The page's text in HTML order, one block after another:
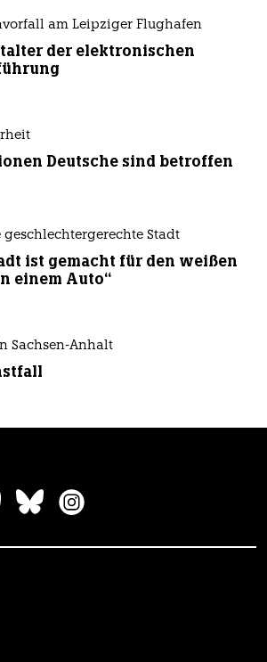
am Leipziger Flughafen
der elektronischen
Deutsche sind betroffen
geschlechtergerechte Stadt
ist gemacht für den weißen
einem Auto“
Sachsen-Anhalt